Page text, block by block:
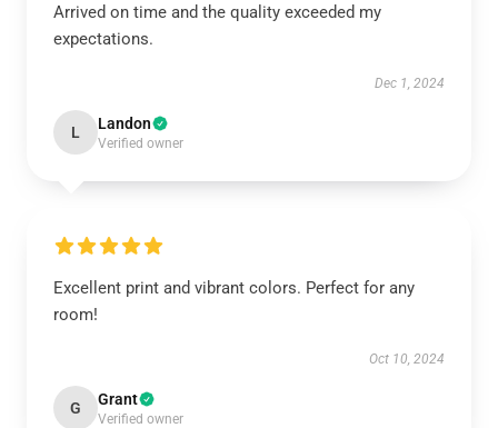
Arrived on time and the quality exceeded my
expectations.
Dec 1, 2024
L Landon
Verified owner
Excellent print and vibrant colors. Perfect for any
room!
Oct 10, 2024
G Grant
Verified owner